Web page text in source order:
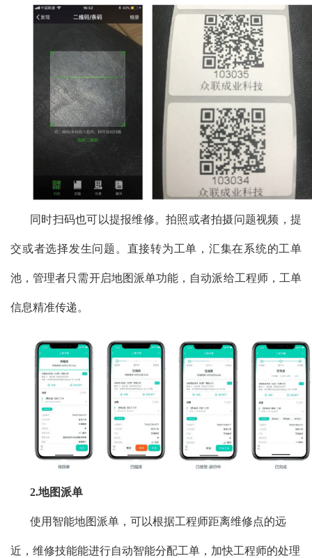
同时扫码也可以提报维修。拍照或者拍摄问题视频，提
交或者选择发生问题。直接转为工单，汇集在系统的工单
池，管理者只需开启地图派单功能，自动派给工程师，工单
信息精准传递。
2.地图派单
使用智能地图派单，可以根据工程师距离维修点的远
近，维修技能能进行自动智能分配工单，加快工程师的处理